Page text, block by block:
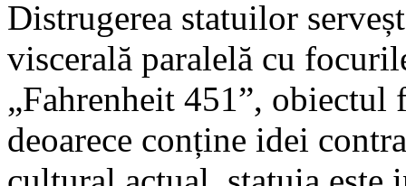
Distrugerea statuilor
viscerală paralelă cu
„Fahrenheit 451”,
deoarece conține idei